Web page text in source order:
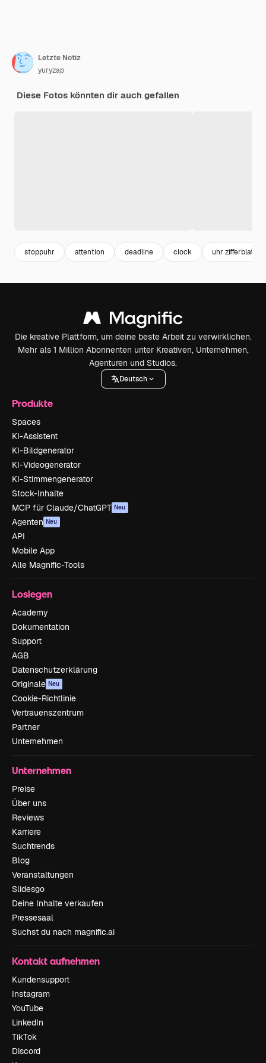
Letzte Notiz
yuryzap
Diese Fotos könnten dir auch gefallen
stoppuhr attention deadline clock uhr zifferblatt
Die kreative Plattform, um deine beste Arbeit zu verwirklichen.
Mehr als 1 Million Abonnenten unter Kreativen, Unternehmen,
Agenturen und Studios.
Deutsch
Produkte
Spaces
KI-Assistent
KI-Bildgenerator
KI-Videogenerator
KI-Stimmengenerator
Stock-Inhalte
MCP für Claude/ChatGPT Neu
Agenten Neu
API
Mobile App
Alle Magnific-Tools
Loslegen
Academy
Dokumentation
Support
AGB
Datenschutzerklärung
Originale Neu
Cookie-Richtlinie
Vertrauenszentrum
Partner
Unternehmen
Unternehmen
Preise
Über uns
Reviews
Karriere
Suchtrends
Blog
Veranstaltungen
Slidesgo
Deine Inhalte verkaufen
Pressesaal
Suchst du nach magnific.ai
Kontakt aufnehmen
Kundensupport
Instagram
YouTube
LinkedIn
TikTok
Discord